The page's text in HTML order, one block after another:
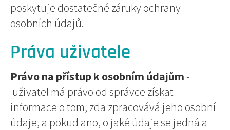
poskytuje dostatečné záruky ochrany
osobních údajů.
Práva uživatele
Právo na přístupk osobním údajům -
uživatel má právo od správce získat
informace o tom, zda zpracovává jeho osobní
údaje, a pokud ano, o jaké údaje se jedná a